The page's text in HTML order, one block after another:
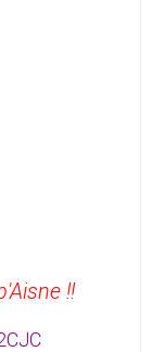
!!